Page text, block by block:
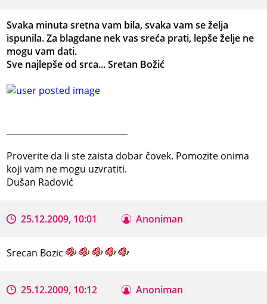
Svaka minuta sretna vam bila, svaka vam se želja
ispunila. Za blagdane nek vas sreća prati, lepše želje ne
mogu vam dati.
Sve najlepše od srca... Sretan Božić
Proverite da li ste zaista dobar čovek. Pomozite onima
koji vam ne mogu uzvratiti.
Dušan Radović
25.12.2009, 10:01 Anoniman
Srecan Bozic
25.12.2009, 10:12 Anoniman